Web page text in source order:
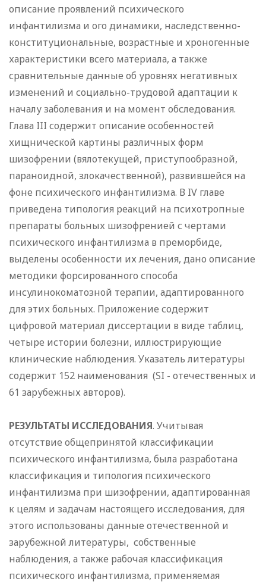
описание проявлений психического
инфантилизма и ого динамики, наследственно-
конституциональные, возрастные и хроногенные
характеристики всего материала, а также
сравнительные данные об уровнях негативных
изменений и социально-трудовой адаптации к
началу заболевания и на момент обследования.
Глава III содержит описание особенностей
хищнической картины различных форм
шизофрении (вялотекущей, приступообразной,
параноидной, злокачественной), развившейся на
фоне психического инфантилизма. В IV главе
приведена типология реакций на психотропные
препараты больных шизофренией с чертами
психического инфантилизма в преморбиде,
выделены особенности их лечения, дано описание
методики форсированного способа
инсулинокоматозной терапии, адаптированного
для этих больных. Приложение содержит
цифровой материал диссертации в виде таблиц,
четыре истории болезни, иллюстрирующие
клинические наблюдения. Указатель литературы
содержит 152 наименования (SI - отечественных и
61 зарубежных авторов).
РЕЗУЛЬТАТЫ ИССЛЕДОВАНИЯ. Учитывая
отсутствие общепринятой классификации
психического инфантилизма, была разработана
классификация и типология психического
инфантилизма при шизофрении, адаптированная
к целям и задачам настоящего исследования, для
этого использованы данные отечественной и
зарубежной литературы, собственные
наблюдения, а также рабочая классификация
психического инфантилизма, применяемая